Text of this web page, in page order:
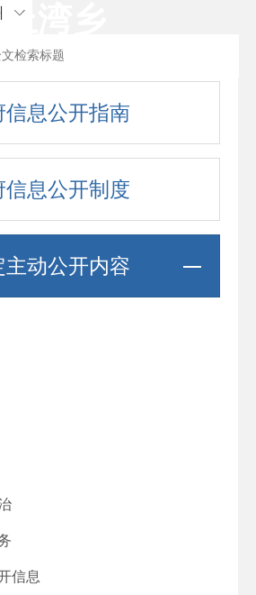
上湾乡
信息公开指南
信息公开制度
主动公开内容
信息